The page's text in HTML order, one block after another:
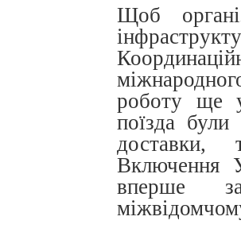
Щоб
роботу ще
поїзда були
доставки,
Включення
вперше